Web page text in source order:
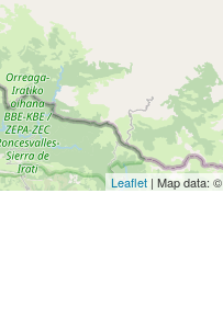
Leaflet | Map data: ©